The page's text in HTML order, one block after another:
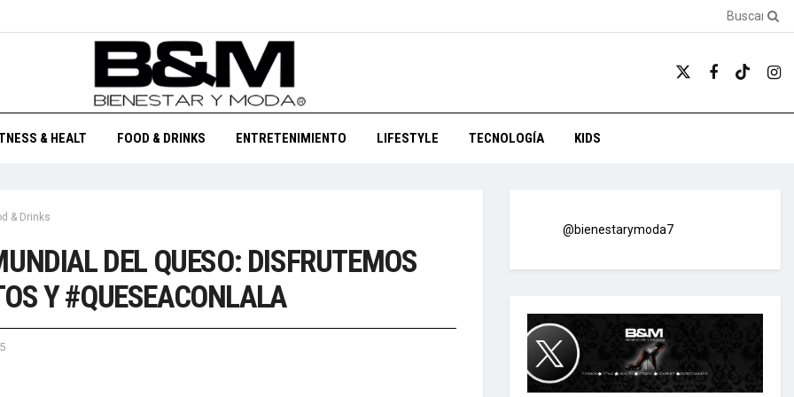
& HEALT FOOD & DRINKS ENTRETENIMIENTO LIFESTYLE TECNOLOGÍA KIDS
& Drinks
DEL QUESO: DISFRUTEMOS
Y #QUESEACONLALA
@bienestarymoda7